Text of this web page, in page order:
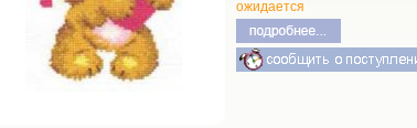
ожидается